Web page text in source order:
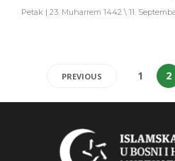
Petak | 23. Muharrem 1442 \ 11.
PREVIOUS 1 2